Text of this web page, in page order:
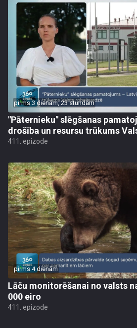
pirms 3 dienām, 23 stundām
"Pāternieku" slēgšanas
drošība un resursu trūkums
411. epizode
pirms 4 dienām
Lāču monitorēšanai no valsts
000 eiro
411. epizode